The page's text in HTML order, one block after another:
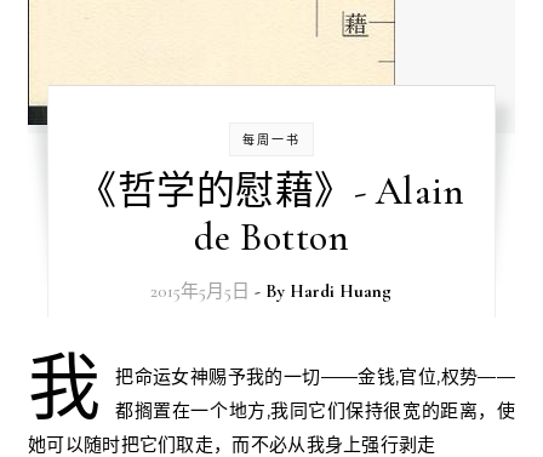
每周一书
《哲学的慰藉》- Alain
de Botton
2015年5月5日 - By Hardi Huang
我
把命运女神赐予我的一切——金钱,官位,权势——
都搁置在一个地方,我同它们保持很宽的距离，使
她可以随时把它们取走，而不必从我身上强行剥走